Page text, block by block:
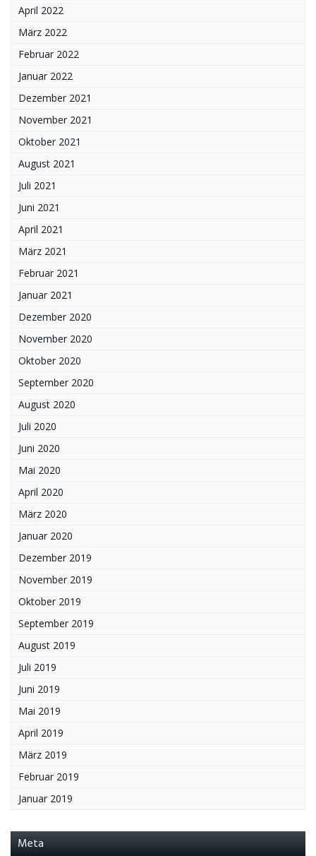
April 2022
März 2022
Februar 2022
Januar 2022
Dezember 2021
November 2021
Oktober 2021
August 2021
Juli 2021
Juni 2021
April 2021
März 2021
Februar 2021
Januar 2021
Dezember 2020
November 2020
Oktober 2020
September 2020
August 2020
Juli 2020
Juni 2020
Mai 2020
April 2020
März 2020
Januar 2020
Dezember 2019
November 2019
Oktober 2019
September 2019
August 2019
Juli 2019
Juni 2019
Mai 2019
April 2019
März 2019
Februar 2019
Januar 2019
Meta